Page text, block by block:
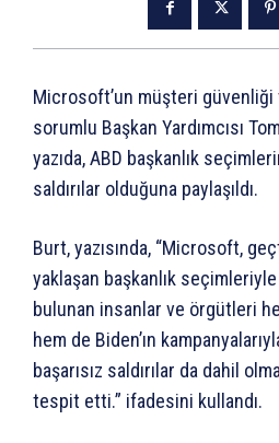
Microsoft’un müşteri güvenliği
sorumlu Başkan Yardımcısı
yazıda, ABD başkanlık
saldırılar olduğuna paylaşıldı.
Burt, yazısında, “Microsoft,
yaklaşan başkanlık
bulunan insanlar ve örgütleri
hem de Biden’ın
başarısız saldırılar da dahil
tespit etti.” ifadesini kullandı.